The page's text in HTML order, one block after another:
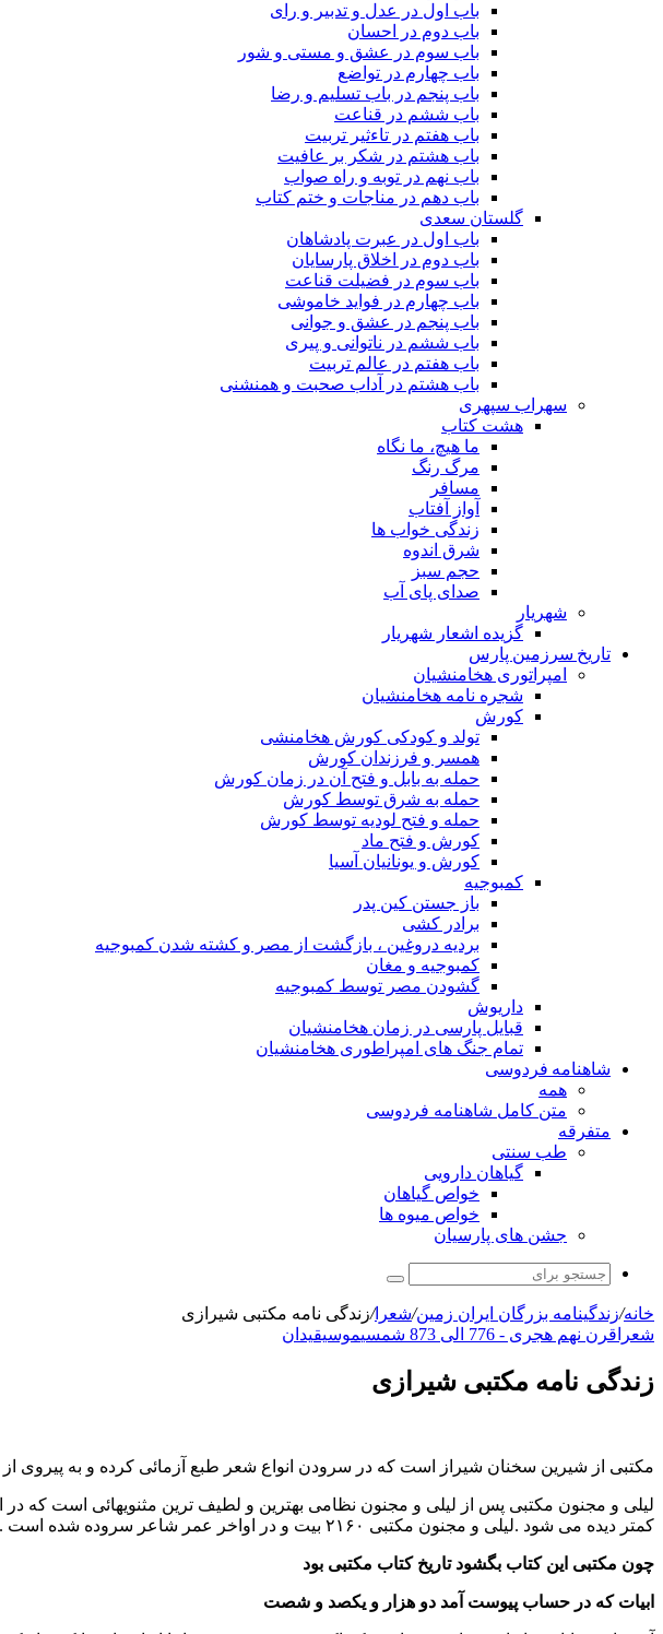
باب اول در عدل و تدبیر و رای
باب دوم در احسان
باب سوم در عشق و مستی و شور
باب چهارم در تواضع
باب پنجم در باب تسلیم و رضا
باب ششم در قناعت
باب هفتم در تاءثیر تربیت
باب هشتم در شکر بر عافیت
باب نهم در توبه و راه صواب
باب دهم در مناجات و ختم کتاب
گلستان سعدی
باب اول در عبرت پادشاهان
باب دوم در اخلاق پارسایان
باب سوم در فضیلت قناعت
باب چهارم در فواید خاموشى
باب پنجم در عشق و جوانى
باب ششم در ناتوانى و پیرى
باب هفتم در عالم تربیت
باب هشتم در آداب صحبت و همنشنى
سهراب سپهری
هشت کتاب
ما هیچ، ما نگاه
مرگ رنگ
مسافر
آواز آفتاب
زندگی خواب ها
شرق اندوه
حجم سبز
صدای پای آب
شهریار
گزیده اشعار شهریار
تاریخ سرزمین پارس
امپراتوری هخامنشیان
شجره نامه هخامنشیان
کورش
تولد و کودکی کورش هخامنشی
همسر و فرزندان کورش
حمله به بابل و فتح آن در زمان کورش
حمله به شرق توسط کورش
حمله و فتح لودیه توسط کورش
کورش و فتح ماد
کورش و یونانیان آسیا
کمبوجیه
باز جستن کین پدر
برادر کشی
بردیه دروغین ، بازگشت از مصر و کشته شدن کمبوجیه
کمبوجیه و مغان
گشودن مصر توسط کمبوجیه
داریوش
قبایل پارسی در زمان هخامنشیان
تمام جنگ های امپراطوری هخامنشیان
شاهنامه فردوسی
همه
متن کامل شاهنامه فردوسی
متفرقه
طب سنتی
گیاهان دارویی
خواص گیاهان
خواص میوه ها
جشن های پارسیان
جستجو
برای
خانه/زندگینامه بزرگان ایران زمین/شعرا/زندگی نامه مکتبی شیرازی
شعرا قرن نهم هجری - 776 الی 873 شمسی موسیقیدان
زندگی نامه مکتبی شیرازی
مکتبی از شیرین سخنان شیراز است که در سرودن انواع شعر طبع آزمائی کرده و به
لیلی و مجنون مکتبی پس از لیلی و مجنون نظامی بهترین و لطیف ترین مثنویهائی است که در
کمتر دیده می شود .لیلی و مجنون مکتبی ۲۱۶۰ بیت و در اواخر عمر شاعر سروده شده است . چنانکه در پایان داستان گوید :
چون مکتبی این کتاب بگشود تاریخ کتاب مکتبی بود
ابیات که در حساب پیوست آمد دو هزار و یکصد و شصت